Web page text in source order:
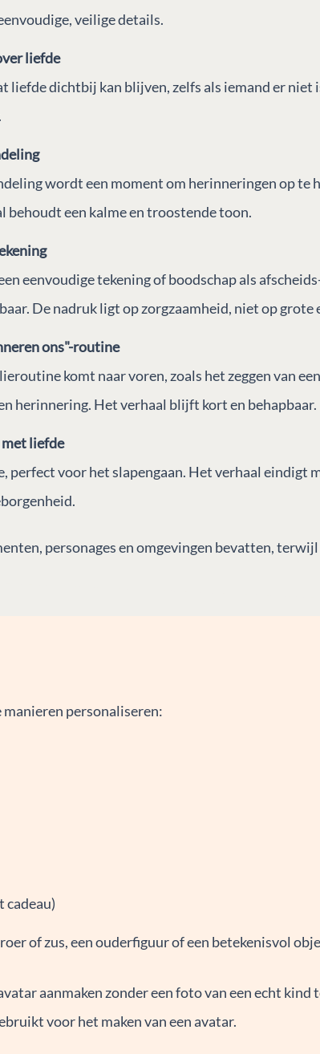
veilige details.
liefde
liefde dichtbij kan blijven, zelfs als iemand er niet
wordt een moment om herinneringen op te
behoudt een kalme en troostende toon.
eenvoudige tekening of boodschap als
De nadruk ligt op zorgzaamheid, niet op grote
ons"-routine
komt naar voren, zoals het zeggen van
herinnering. Het verhaal blijft kort en behapbaar.
met liefde
perfect voor het slapengaan. Het verhaal eindigt
personages en omgevingen bevatten,
personaliseren:
cadeau)
of zus, een ouderfiguur of een betekenisvol
aanmaken zonder een foto van een echt kind
voor het maken van een avatar.